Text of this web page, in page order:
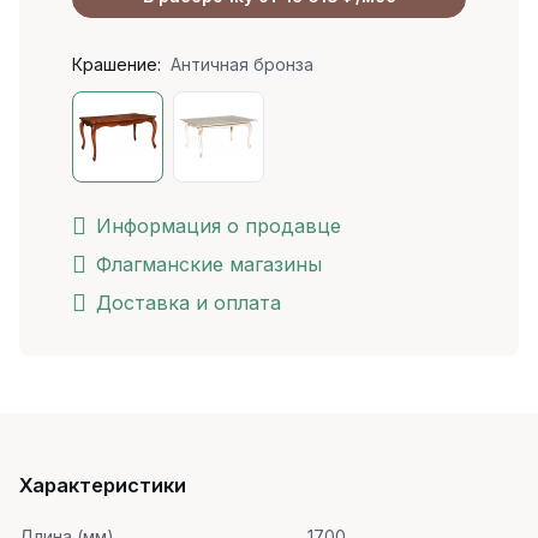
Крашение: Античная бронза
Информация о продавце
Флагманские магазины
Доставка и оплата
Характеристики